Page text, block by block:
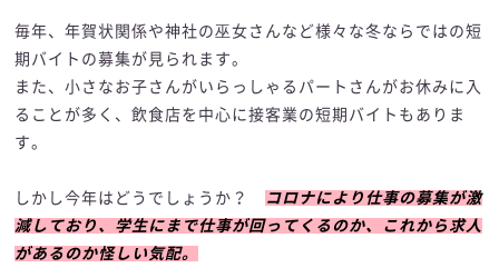
毎年、年賀状関係や神社の巫女さんなど様々な冬ならではの短
期バイトの募集が見られます。
また、小さなお子さんがいらっしゃるパートさんがお休みに入
ることが多く、飲食店を中心に接客業の短期バイトもありま
す。
しかし今年はどうでしょうか？
コロナにより仕事の募集が激
減しており、学生にまで仕事が回ってくるのか、これから求人
があるのか怪しい気配。